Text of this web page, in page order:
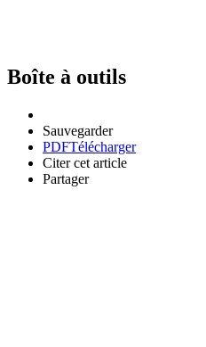
Boîte à outils
Sauvegarder
PDFTélécharger
Citer cet article
Partager